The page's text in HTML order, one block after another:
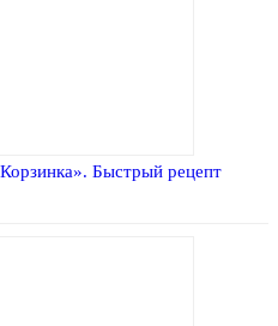
Быстрый рецепт